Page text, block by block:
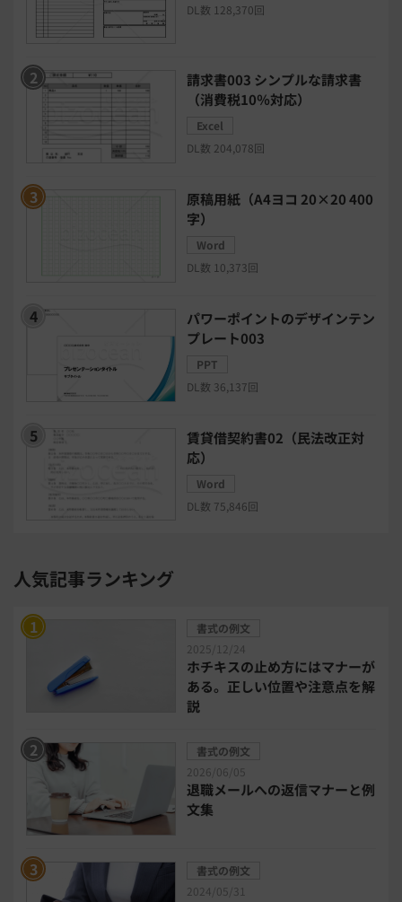
セキュリティシステム
安否確認(総務)システム 経費精算システム
日程調整システム
BIツール CTIシステム
クラウドPBX
モチベーション管理システム
リモートアクセスツール
電子請求書システム 人事評価システム
給与計算システム eラーニングシステム
勤怠管理システム
健康管理システム
電子契約システム 会計業務システム
2026年トレンド ビジネススキル
DX・デジタル化 電子帳簿保存法
民法改正対応書式テンプレート
DL数 128,370回
請求書003 シンプルな請求書
（消費税10％対応）
Excel
DL数 204,078回
原稿用紙（A4ヨコ 20×20 400
字）
Word
DL数 10,373回
パワーポイントのデザインテン
プレート003
PPT
DL数 36,137回
賃貸借契約書02（民法改正対
応）
Word
DL数 75,846回
人気記事ランキング
書式の例文
2025/12/24
ホチキスの止め方にはマナーが
ある。正しい位置や注意点を解
説
書式の例文
2026/06/05
退職メールへの返信マナーと例
文集
書式の例文
2024/05/31